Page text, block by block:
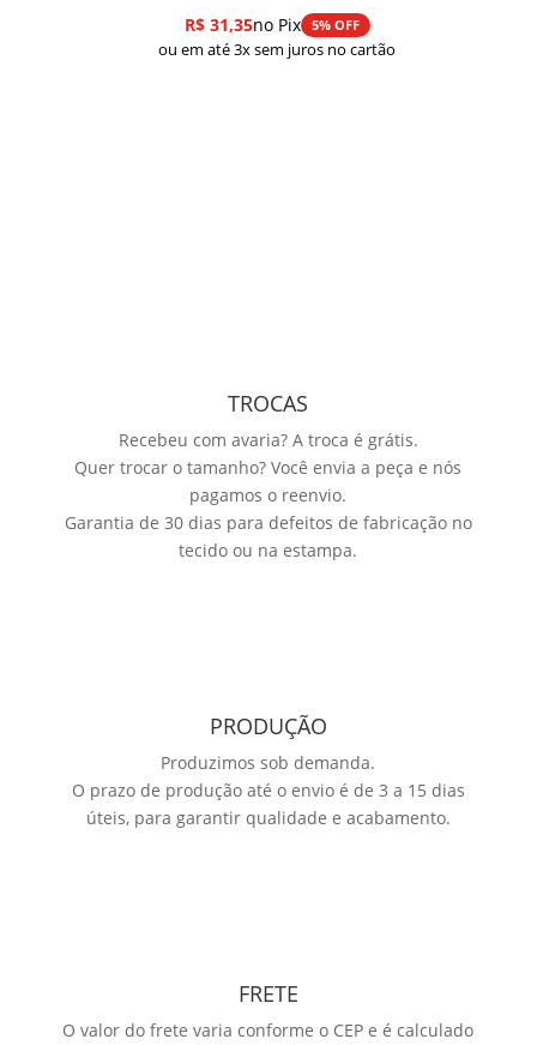
de
preço:
R$31,35no Pix 5% OFF
ou em até 3x sem juros no cartão
TROCAS
Recebeu com avaria? A troca é grátis.
Quer trocar o tamanho? Você envia a peça e nós
pagamos o reenvio.
Garantia de 30 dias para defeitos de fabricação no
tecido ou na estampa.
PRODUÇÃO
Produzimos sob demanda.
O prazo de produção até o envio é de 3 a 15 dias
úteis, para garantir qualidade e acabamento.
FRETE
O valor do frete varia conforme o CEP e é calculado